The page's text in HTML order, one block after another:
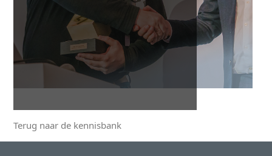
Terug naar de kennisbank